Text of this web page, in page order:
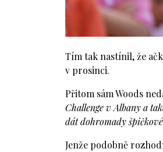
Tím tak nastínil, že
v prosinci.
Přitom sám Woods
Challenge v Albany a
dát dohromady
Jenže podobně